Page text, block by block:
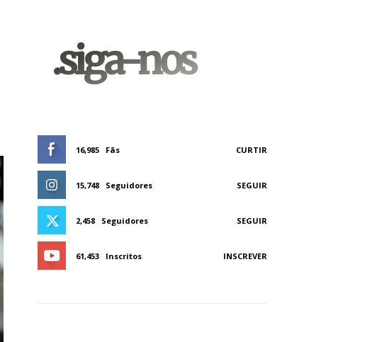
.siga-nos
16,985 Fãs CURTIR
15,748 Seguidores SEGUIR
2,458 Seguidores SEGUIR
61,453 Inscritos INSCREVER